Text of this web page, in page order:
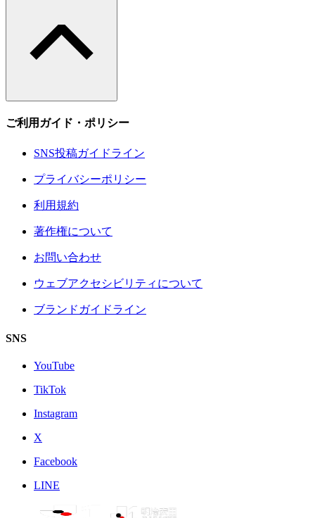
ご利用ガイド・ポリシー
SNS投稿ガイドライン
プライバシーポリシー
利用規約
著作権について
お問い合わせ
ウェブアクセシビリティについて
ブランドガイドライン
SNS
YouTube
TikTok
Instagram
X
Facebook
LINE